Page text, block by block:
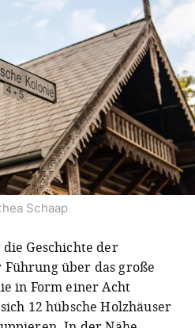
Schaap
Geschichte der
über das große
in Form einer Acht
12 hübsche Holzhäuser